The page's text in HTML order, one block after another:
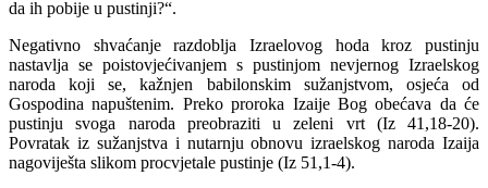
da ih pobije u pustinji?“.
Negativno shvaćanje razdoblja Izraelovog hoda kroz pustinju
nastavlja se poistovjećivanjem s pustinjom nevjernog Izraelskog
naroda koji se, kažnjen babilonskim sužanjstvom, osjeća od
Gospodina napuštenim. Preko proroka Izaije Bog obećava da će
pustinju svoga naroda preobraziti u zeleni vrt (Iz 41,18-20).
Povratak iz sužanjstva i nutarnju obnovu izraelskog naroda Izaija
nagoviješta slikom procvjetale pustinje (Iz 51,1-4).